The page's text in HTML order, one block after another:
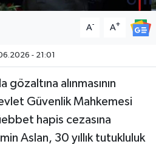
A- A+
- 21:01
alınmasının
Güvenlik Mahkemesi
hapis cezasına
Aslan, 30 yıllık tutukluluk